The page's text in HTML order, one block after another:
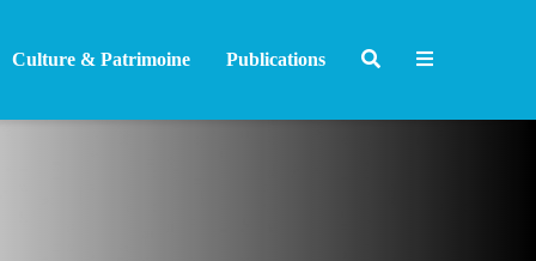
Culture & Patrimoine Publications